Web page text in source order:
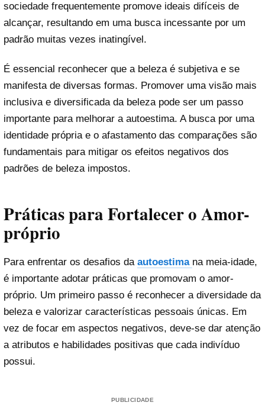
sociedade frequentemente promove ideais difíceis de
alcançar, resultando em uma busca incessante por um
padrão muitas vezes inatingível.
É essencial reconhecer que a beleza é subjetiva e se
manifesta de diversas formas. Promover uma visão mais
inclusiva e diversificada da beleza pode ser um passo
importante para melhorar a autoestima. A busca por uma
identidade própria e o afastamento das comparações são
fundamentais para mitigar os efeitos negativos dos
padrões de beleza impostos.
Práticas para Fortalecer o Amor-
próprio
Para enfrentar os desafios da autoestima na meia-idade,
é importante adotar práticas que promovam o amor-
próprio. Um primeiro passo é reconhecer a diversidade da
beleza e valorizar características pessoais únicas. Em
vez de focar em aspectos negativos, deve-se dar atenção
a atributos e habilidades positivas que cada indivíduo
possui.
PUBLICIDADE